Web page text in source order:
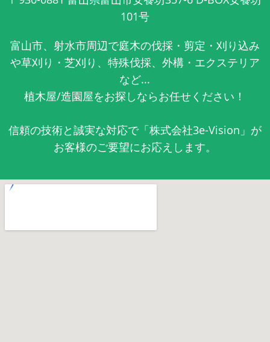
101号
富山市、射水市周辺で庭木の伐採・剪定・刈り込み
や草刈り・芝刈り、特殊伐採、外構・エクステリア
など...
植木屋/造園屋をお探しならお任せください！
信頼の技術と誠実な対応で「株式会社3e-Vision」が
お客様のご要望にお応えします。